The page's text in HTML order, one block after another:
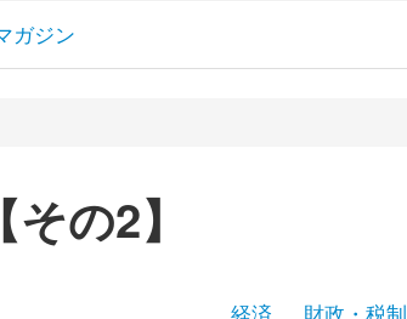
ガジン
の2】
経済
財政・税制